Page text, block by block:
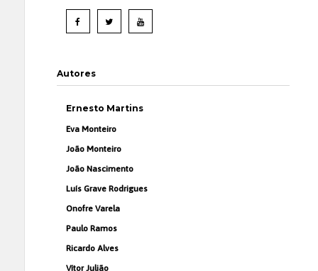
Autores
Ernesto Martins
Eva Monteiro
João Monteiro
João Nascimento
Luís Grave Rodrigues
Onofre Varela
Paulo Ramos
Ricardo Alves
Vítor Julião